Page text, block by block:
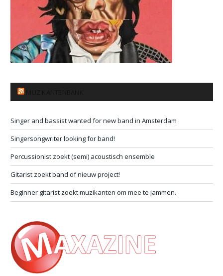
Singer and bassist wanted for new band in Amsterdam
Singersongwriter looking for band!
Percussionist zoekt (semi) acoustisch ensemble
Gitarist zoekt band of nieuw project!
Beginner gitarist zoekt muzikanten om mee te jammen.